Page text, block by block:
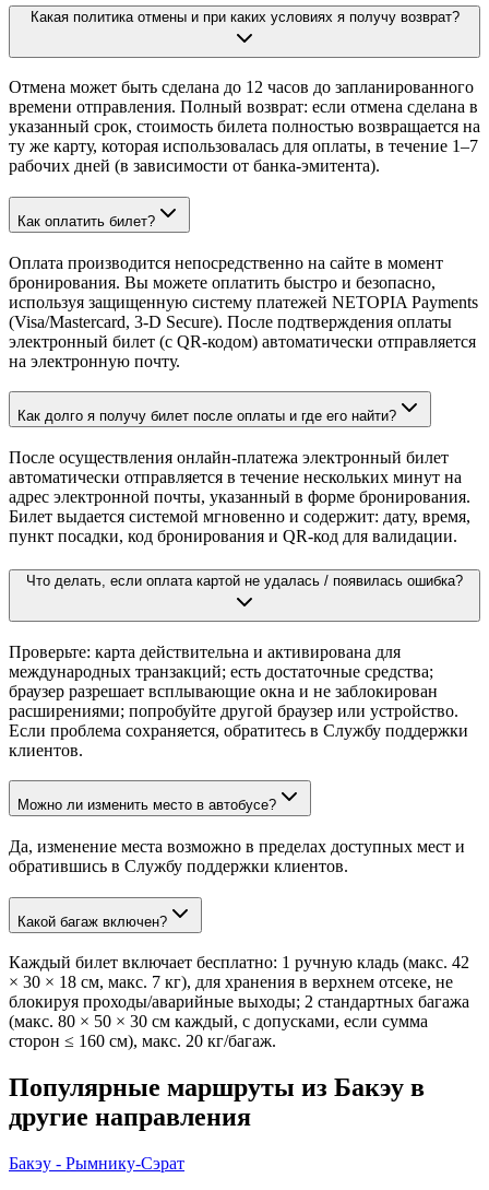
Какая политика отмены и при каких условиях я получу возврат?
Отмена может быть сделана до 12 часов до запланированного
времени отправления. Полный возврат: если отмена сделана в
указанный срок, стоимость билета полностью возвращается на
ту же карту, которая использовалась для оплаты, в течение 1–7
рабочих дней (в зависимости от банка-эмитента).
Как оплатить билет?
Оплата производится непосредственно на сайте в момент
бронирования. Вы можете оплатить быстро и безопасно,
используя защищенную систему платежей NETOPIA Payments
(Visa/Mastercard, 3-D Secure). После подтверждения оплаты
электронный билет (с QR-кодом) автоматически отправляется
на электронную почту.
Как долго я получу билет после оплаты и где его найти?
После осуществления онлайн-платежа электронный билет
автоматически отправляется в течение нескольких минут на
адрес электронной почты, указанный в форме бронирования.
Билет выдается системой мгновенно и содержит: дату, время,
пункт посадки, код бронирования и QR-код для валидации.
Что делать, если оплата картой не удалась / появилась ошибка?
Проверьте: карта действительна и активирована для
международных транзакций; есть достаточные средства;
браузер разрешает всплывающие окна и не заблокирован
расширениями; попробуйте другой браузер или устройство.
Если проблема сохраняется, обратитесь в Службу поддержки
клиентов.
Можно ли изменить место в автобусе?
Да, изменение места возможно в пределах доступных мест и
обратившись в Службу поддержки клиентов.
Какой багаж включен?
Каждый билет включает бесплатно: 1 ручную кладь (макс. 42
× 30 × 18 см, макс. 7 кг), для хранения в верхнем отсеке, не
блокируя проходы/аварийные выходы; 2 стандартных багажа
(макс. 80 × 50 × 30 см каждый, с допусками, если сумма
сторон ≤ 160 см), макс. 20 кг/багаж.
Популярные маршруты из Бакэу в
другие направления
Бакэу - Рымнику-Сэрат